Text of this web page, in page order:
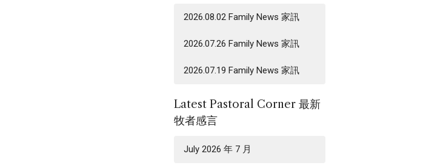
2026.08.02 Family News 家訊
2026.07.26 Family News 家訊
2026.07.19 Family News 家訊
Latest Pastoral Corner 最新
牧者感言
July 2026 年 7 月